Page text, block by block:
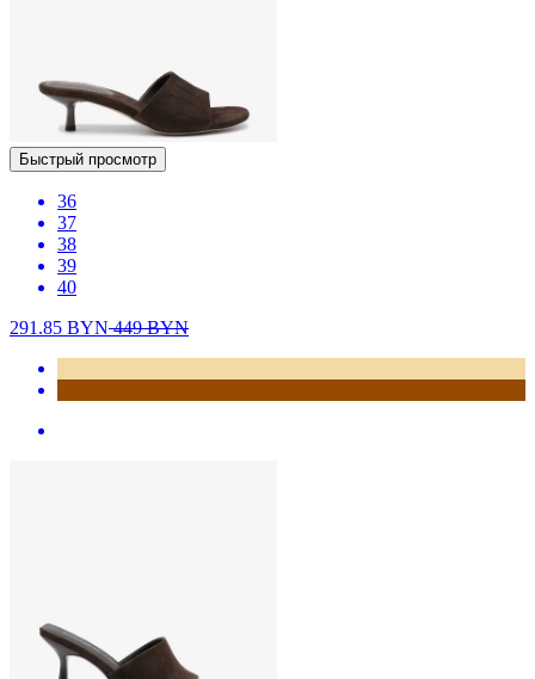
Быстрый просмотр
36
37
38
39
40
291.85 BYN449BYN